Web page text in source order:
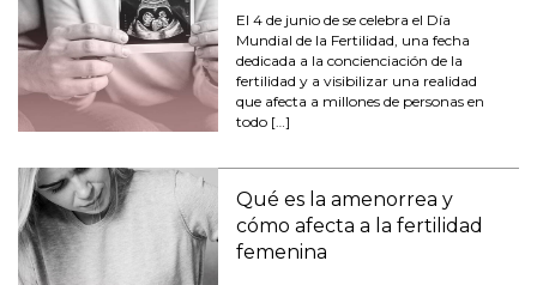
El 4 de junio de se celebra el Día
Mundial de la Fertilidad, una fecha
dedicada a la concienciación de la
fertilidad y a visibilizar una realidad
que afecta a millones de personas en
todo […]
Qué es la amenorrea y
cómo afecta a la fertilidad
femenina